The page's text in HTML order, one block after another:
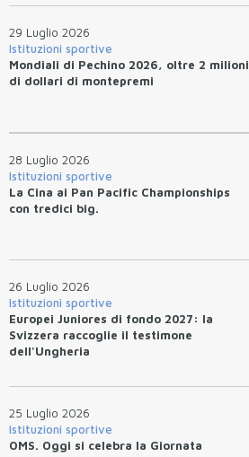
29 Luglio 2026
Istituzioni sportive
Mondiali di Pechino 2026, oltre 2 milioni
di dollari di montepremi
28 Luglio 2026
Istituzioni sportive
La Cina ai Pan Pacific Championships
con tredici big.
26 Luglio 2026
Istituzioni sportive
Europei Juniores di fondo 2027: la
Svizzera raccoglie il testimone
dell'Ungheria
25 Luglio 2026
Istituzioni sportive
OMS. Oggi si celebra la Giornata